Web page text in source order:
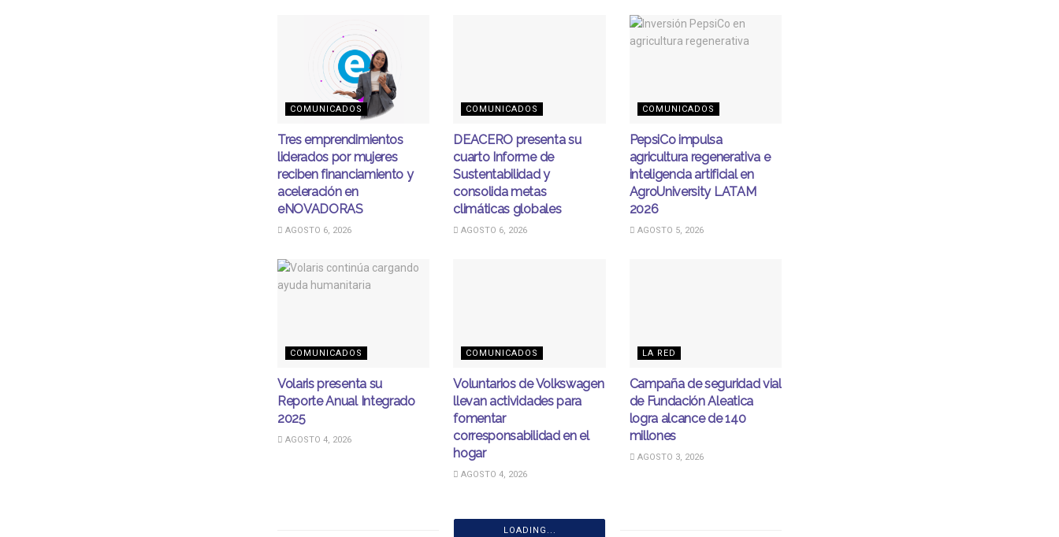
COMUNICADOS
Tres emprendimientos
liderados por mujeres
reciben financiamiento y
aceleración en
eNOVADORAS
AGOSTO 6, 2026
COMUNICADOS
DEACERO presenta su
cuarto Informe de
Sustentabilidad y
consolida metas
climáticas globales
AGOSTO 6, 2026
COMUNICADOS
PepsiCo impulsa
agricultura regenerativa e
inteligencia artificial en
AgroUniversity LATAM
2026
AGOSTO 5, 2026
COMUNICADOS
Volaris presenta su
Reporte Anual Integrado
2025
AGOSTO 4, 2026
COMUNICADOS
Voluntarios de Volkswagen
llevan actividades para
fomentar
corresponsabilidad en el
hogar
AGOSTO 4, 2026
LA RED
Campaña de seguridad vial
de Fundación Aleatica
logra alcance de 140
millones
AGOSTO 3, 2026
LOADING...